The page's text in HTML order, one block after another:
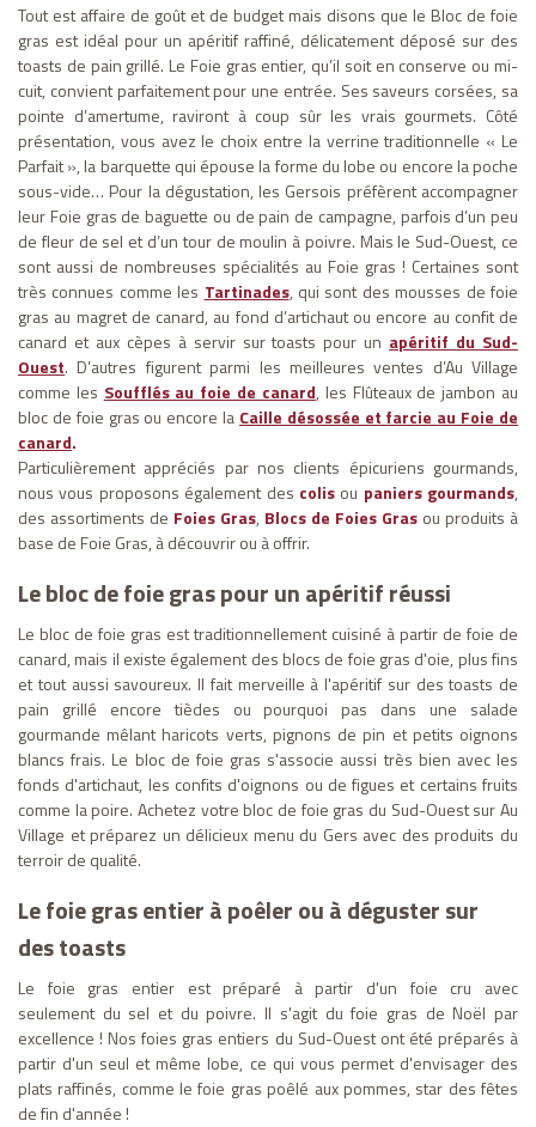
Tout est affaire de goût et de budget mais disons que le Bloc de foie
gras est idéal pour un apéritif raffiné, délicatement déposé sur des
toasts de pain grillé. Le Foie gras entier, qu’il soit en conserve ou mi-
cuit, convient parfaitement pour une entrée. Ses saveurs corsées, sa
pointe d’amertume, raviront à coup sûr les vrais gourmets. Côté
présentation, vous avez le choix entre la verrine traditionnelle « Le
Parfait », la barquette qui épouse la forme du lobe ou encore la poche
sous-vide… Pour la dégustation, les Gersois préfèrent accompagner
leur Foie gras de baguette ou de pain de campagne, parfois d’un peu
de fleur de sel et d’un tour de moulin à poivre. Mais le Sud-Ouest, ce
sont aussi de nombreuses spécialités au Foie gras ! Certaines sont
très connues comme les Tartinades, qui sont des mousses de foie
gras au magret de canard, au fond d’artichaut ou encore au confit de
canard et aux cèpes à servir sur toasts pour un apéritif du Sud-
Ouest. D’autres figurent parmi les meilleures ventes d’Au Village
comme les Soufflés au foie de canard, les Flûteaux de jambon au
bloc de foie gras ou encore la Caille désossée et farcie au Foie de
canard.
Particulièrement appréciés par nos clients épicuriens gourmands,
nous vous proposons également des colisou paniers gourmands,
des assortiments de Foies Gras, Blocs de Foies Gras ou produits à
base de Foie Gras, à découvrir ou à offrir.
Le bloc de foie gras pour un apéritif réussi
Le bloc de foie gras est traditionnellement cuisiné à partir de foie de
canard, mais il existe également des blocs de foie gras d'oie, plus fins
et tout aussi savoureux. Il fait merveille à l'apéritif sur des toasts de
pain grillé encore tièdes ou pourquoi pas dans une salade
gourmande mêlant haricots verts, pignons de pin et petits oignons
blancs frais. Le bloc de foie gras s'associe aussi très bien avec les
fonds d'artichaut, les confits d'oignons ou de figues et certains fruits
comme la poire. Achetez votre bloc de foie gras du Sud-Ouest sur Au
Village et préparez un délicieux menu du Gers avec des produits du
terroir de qualité.
Le foie gras entier à poêler ou à déguster sur
des toasts
Le foie gras entier est préparé à partir d'un foie cru avec
seulement du sel et du poivre. Il s'agit du foie gras de Noël par
excellence ! Nos foies gras entiers du Sud-Ouest ont été préparés à
partir d'un seul et même lobe, ce qui vous permet d'envisager des
plats raffinés, comme le foie gras poêlé aux pommes, star des fêtes
de fin d'année !